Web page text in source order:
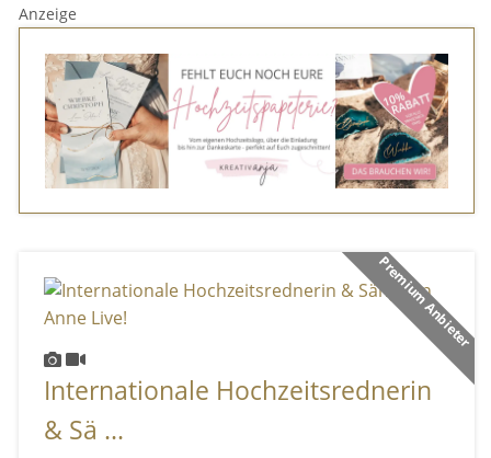
Anzeige
Premium Anbieter
Internationale Hochzeitsrednerin
& Sä ...